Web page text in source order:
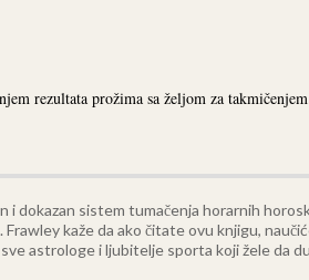
rezultata prožima sa željom za
i dokazan sistem tumačenja horarnih
Frawley kaže da ako čitate ovu knjigu,
astrologe i ljubitelje sporta koji žele da